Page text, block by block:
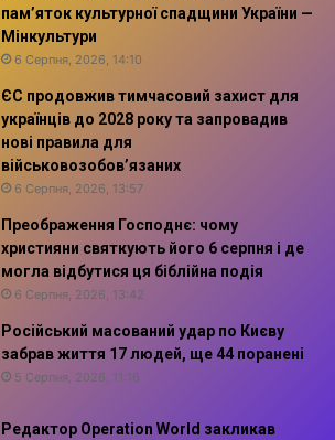
пам’яток культурної спадщини України —
Мінкультури
6 Серпня, 2026, 14:10
ЄС продовжив тимчасовий захист для
українців до 2028 року та запровадив
нові правила для
військовозобов’язаних
6 Серпня, 2026, 13:57
Преображення Господнє: чому
християни святкують його 6 серпня і де
могла відбутися ця біблійна подія
6 Серпня, 2026, 13:42
Російський масований удар по Києву
забрав життя 17 людей, ще 44 поранені
5 Серпня, 2026, 11:16
Редактор Operation World закликав